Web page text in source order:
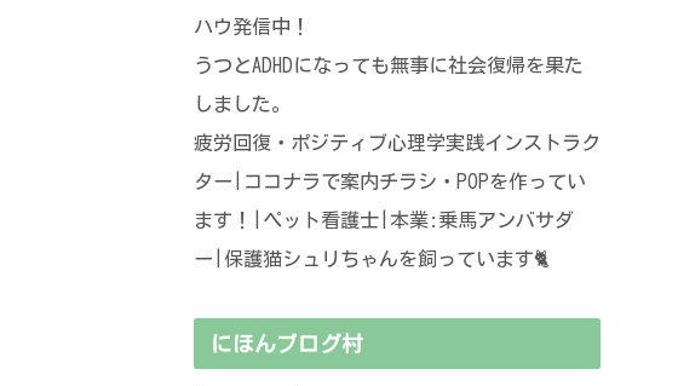
ハウ発信中！
うつとADHDになっても無事に社会復帰を果た
しました。
疲労回復・ポジティブ心理学実践インストラク
ター|ココナラで案内チラシ・POPを作ってい
ます！|ペット看護士|本業:乗馬アンバサダ
ー|保護猫シュリちゃんを飼っています🐈
にほんブログ村